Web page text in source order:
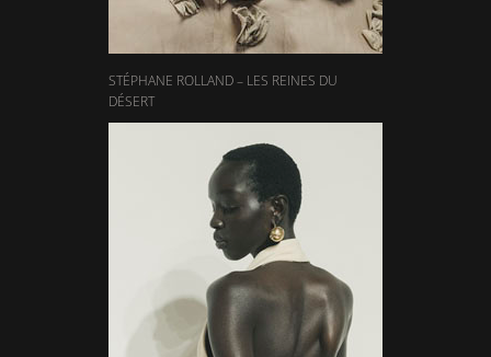
STÉPHANE ROLLAND – LES REINES DU
DÉSERT